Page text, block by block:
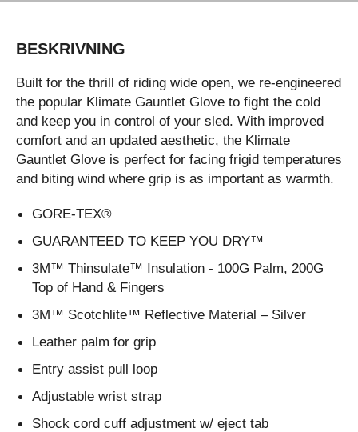
BESKRIVNING
Built for the thrill of riding wide open, we re-engineered
the popular Klimate Gauntlet Glove to fight the cold
and keep you in control of your sled. With improved
comfort and an updated aesthetic, the Klimate
Gauntlet Glove is perfect for facing frigid temperatures
and biting wind where grip is as important as warmth.
GORE-TEX®
GUARANTEED TO KEEP YOU DRY™
3M™ Thinsulate™ Insulation - 100G Palm, 200G
Top of Hand & Fingers
3M™ Scotchlite™ Reflective Material – Silver
Leather palm for grip
Entry assist pull loop
Adjustable wrist strap
Shock cord cuff adjustment w/ eject tab